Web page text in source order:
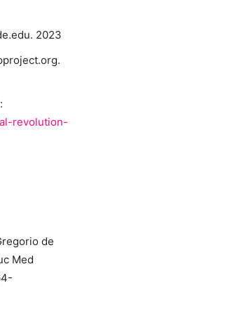
2023
revolution-
de
Med